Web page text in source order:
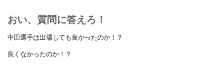
おい、質問に答えろ！
中田選手は出場しても良かったのか！？
良くなかったのか！？